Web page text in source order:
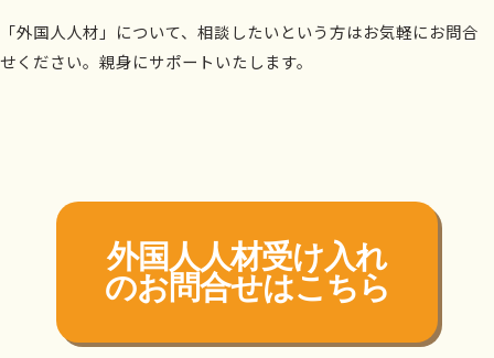
「外国人人材」について、相談したいという方はお気軽にお問合
せください。親身にサポートいたします。
外国人人材受け入れ
のお問合せはこちら